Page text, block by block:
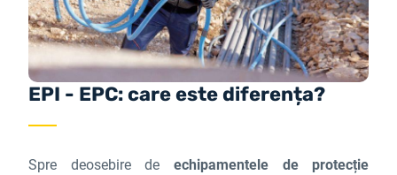
EPI - EPC: care este diferența?
Spre deosebire de echipamentele de protecție